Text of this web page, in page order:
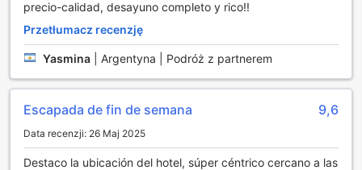
Dodatkowo, hotel dysponuje strefą telewizyjną, gdzie
czy filmach. To doskonała okazja, aby nawiązać nowe
znajomości, a także spędzić czas w gronie przyjaciół lub
rodziny. Dzięki tym udogodnieniom, Hotel Bariloche By
Tierra Gaucha zapewnia gościom nie tylko komfortowy
pobyt, ale także szereg możliwości na wspólne spędzanie
czasu i tworzenie niezapomnianych wspomnień.
Obiekty sportowe w Hotelu Bariloche By Tierra Gaucha
precio-calidad, desayuno completo y rico!!
Przetłumacz recenzję
Yasmina Argentyna | Podróż z partnerem
Escapada de fin de semana 9,6
Data recenzji: 26 Maj 2025
Destaco la ubicación del hotel, súper céntrico cercano a las